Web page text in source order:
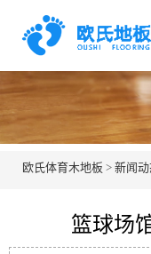
欧氏体育木地板 > 新闻
篮球场